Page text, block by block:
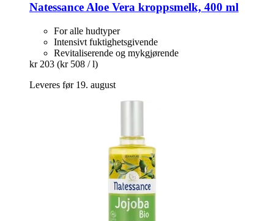
NatessanceAloe Vera kroppsmelk, 400 ml
For alle hudtyper
Intensivt fuktighetsgivende
Revitaliserende og mykgjørende
kr 203 (kr 508 / l)
Leveres før 19. august